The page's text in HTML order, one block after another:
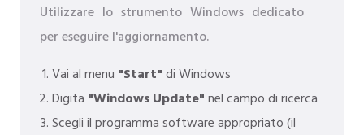
Utilizzare lo strumento Windows dedicato
per eseguire l'aggiornamento.
Vai al menu "Start"di Windows
Digita "Windows Update"nel campo di ricerca
Scegli il programma software appropriato (il